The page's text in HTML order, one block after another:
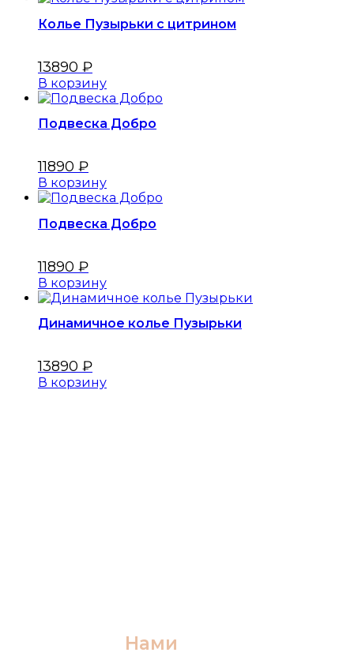
Колье Пузырьки с цитрином
13890 ₽
В корзину
Подвеска Добро
11890 ₽
В корзину
Подвеска Добро
11890 ₽
В корзину
Динамичное колье Пузырьки
13890 ₽
В корзину
Нами